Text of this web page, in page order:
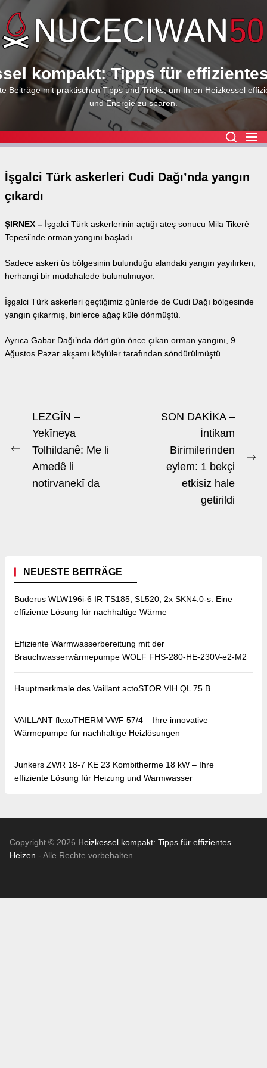
to
the
content
kompakt: Tipps für
Beiträge mit praktischen Tipps und Tricks, um Ihren Heizkessel
und Energie zu sparen.
İşgalci Türk askerleri Cudi Dağı’nda yangın
çıkardı
ŞIRNEX – İşgalci Türk askerlerinin açtığı ateş sonucu Mila Tikerê
Tepesi’nde orman yangını başladı.
Sadece askeri üs bölgesinin bulunduğu alandaki yangın yayılırken,
herhangi bir müdahalede bulunulmuyor.
İşgalci Türk askerleri geçtiğimiz günlerde de Cudi Dağı bölgesinde
yangın çıkarmış, binlerce ağaç küle dönmüştü.
Ayrıca Gabar Dağı’nda dört gün önce çıkan orman yangını, 9
Ağustos Pazar akşamı köylüler tarafından söndürülmüştü.
Beitrags-
Navigation
Previous
post:
LEZGÎN –
Yekîneya
Tolhildanê: Me li
Amedê li
notirvanekî da
SON DAKİKA –
İntikam
Birimilerinden
eylem: 1 bekçi
etkisiz hale
getirildi
NEUESTE BEITRÄGE
Buderus WLW196i-6 IR TS185, SL520, 2x SKN4.0-s: Eine
effiziente Lösung für nachhaltige Wärme
Effiziente Warmwasserbereitung mit der
Brauchwasserwärmepumpe WOLF FHS-280-HE-230V-e2-M2
Hauptmerkmale des Vaillant actoSTOR VIH QL 75 B
VAILLANT flexoTHERM VWF 57/4 – Ihre innovative
Wärmepumpe für nachhaltige Heizlösungen
Junkers ZWR 18-7 KE 23 Kombitherme 18 kW – Ihre
effiziente Lösung für Heizung und Warmwasser
Copyright © 2026 Heizkessel kompakt: Tipps für effizientes
Heizen - Alle Rechte vorbehalten.